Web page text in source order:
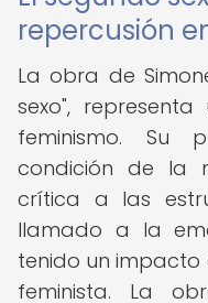
repercusión
La obra de
sexo",
feminismo. Su
condición de la
crítica a las
llamado a la
tenido un impacto
feminista. La